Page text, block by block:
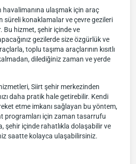
havalimanına ulaşmak için araç
süreli konaklamalar ve çevre gezileri
Bu hizmet, şehir içinde ve
gezilerde size özgürlük ve
toplu taşıma araçlarının kısıtlı
dilediğiniz zaman ve yerde
Siirt şehir merkezinden
daha pratik hale getirebilir. Kendi
etme imkanı sağlayan bu yöntem,
programları için zaman tasarrufu
şehir içinde rahatlıkla dolaşabilir ve
saatte kolayca ulaşabilirsiniz.